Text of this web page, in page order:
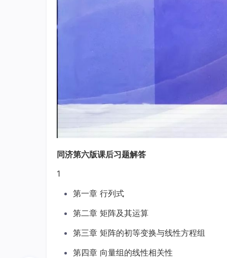
同济第六版课后习题解答
1
第一章 行列式
第二章 矩阵及其运算
第三章 矩阵的初等变换与线性方程组
第四章 向量组的线性相关性